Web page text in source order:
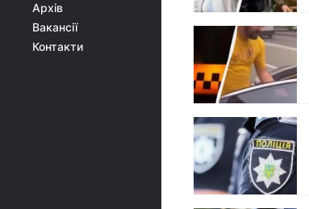
Архів
Вакансії
Контакти